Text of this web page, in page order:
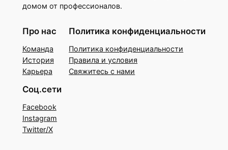
домом от профессионалов.
Про нас
Команда
История
Карьера
Политика конфиденциальности
Политика конфиденциальности
Правила и условия
Свяжитесь с нами
Соц.сети
Facebook
Instagram
Twitter/X